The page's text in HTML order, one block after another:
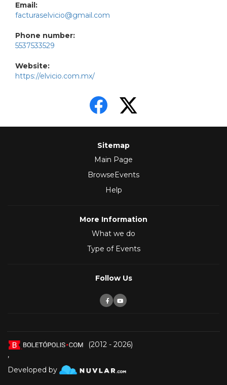
Email:
facturaselvicio@gmail.com
Phone number:
5537533529
Website:
https://elvicio.com.mx/
Sitemap
Main Page
BrowseEvents
Help
More Information
What we do
Type of Events
Follow Us
(2012 - 2026)
,
Developed by